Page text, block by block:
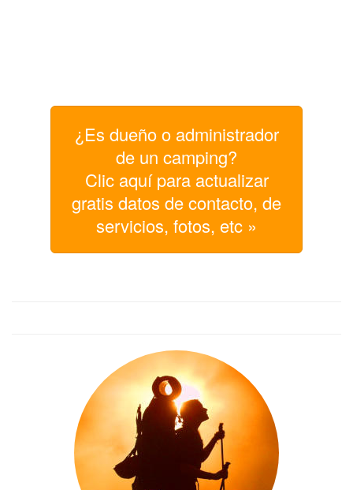
¿Es dueño o administrador
de un camping?
Clic aquí para actualizar
gratis datos de contacto, de
servicios, fotos, etc »